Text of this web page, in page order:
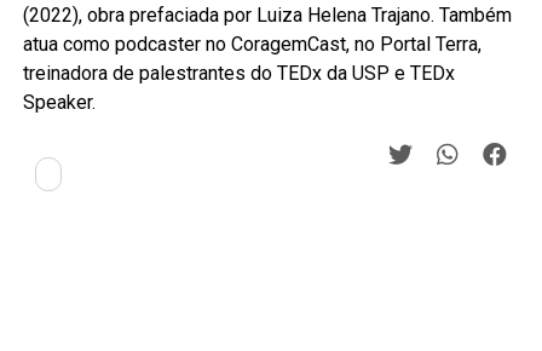
(2022), obra prefaciada por Luiza Helena Trajano. Também
atua como podcaster no CoragemCast, no Portal Terra,
treinadora de palestrantes do TEDx da USP e TEDx
Speaker.